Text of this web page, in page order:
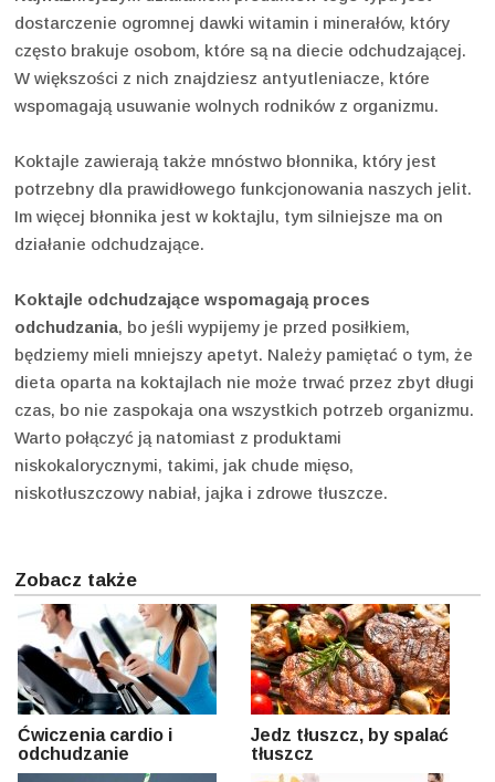
dostarczenie ogromnej dawki witamin i minerałów, który
często brakuje osobom, które są na diecie odchudzającej.
W większości z nich znajdziesz antyutleniacze, które
wspomagają usuwanie wolnych rodników z organizmu.
Koktajle zawierają także mnóstwo błonnika, który jest
potrzebny dla prawidłowego funkcjonowania naszych jelit.
Im więcej błonnika jest w koktajlu, tym silniejsze ma on
działanie odchudzające.
Koktajle odchudzające wspomagają proces
odchudzania, bo jeśli wypijemy je przed posiłkiem,
będziemy mieli mniejszy apetyt. Należy pamiętać o tym, że
dieta oparta na koktajlach nie może trwać przez zbyt długi
czas, bo nie zaspokaja ona wszystkich potrzeb organizmu.
Warto połączyć ją natomiast z produktami
niskokalorycznymi, takimi, jak chude mięso,
niskotłuszczowy nabiał, jajka i zdrowe tłuszcze.
Zobacz także
Ćwiczenia cardio i
odchudzanie
Jedz tłuszcz, by spalać
tłuszcz